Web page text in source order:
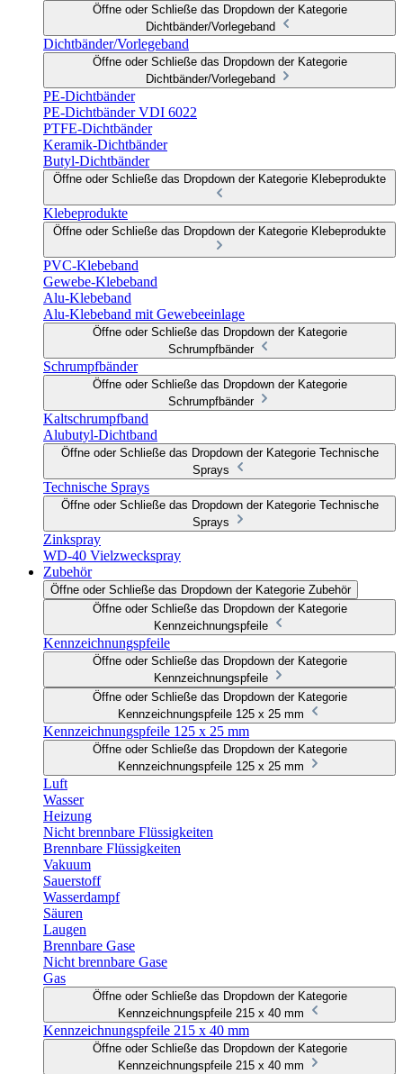
Öffne oder Schließe das Dropdown der Kategorie
Dichtbänder/Vorlegeband
Dichtbänder/Vorlegeband
Öffne oder Schließe das Dropdown der Kategorie
Dichtbänder/Vorlegeband
PE-Dichtbänder
PE-Dichtbänder VDI 6022
PTFE-Dichtbänder
Keramik-Dichtbänder
Butyl-Dichtbänder
Öffne oder Schließe das Dropdown der Kategorie Klebeprodukte
Klebeprodukte
Öffne oder Schließe das Dropdown der Kategorie Klebeprodukte
PVC-Klebeband
Gewebe-Klebeband
Alu-Klebeband
Alu-Klebeband mit Gewebeeinlage
Öffne oder Schließe das Dropdown der Kategorie
Schrumpfbänder
Schrumpfbänder
Öffne oder Schließe das Dropdown der Kategorie
Schrumpfbänder
Kaltschrumpfband
Alubutyl-Dichtband
Öffne oder Schließe das Dropdown der Kategorie Technische
Sprays
Technische Sprays
Öffne oder Schließe das Dropdown der Kategorie Technische
Sprays
Zinkspray
WD-40 Vielzweckspray
Zubehör
Öffne oder Schließe das Dropdown der Kategorie Zubehör
Öffne oder Schließe das Dropdown der Kategorie
Kennzeichnungspfeile
Kennzeichnungspfeile
Öffne oder Schließe das Dropdown der Kategorie
Kennzeichnungspfeile
Öffne oder Schließe das Dropdown der Kategorie
Kennzeichnungspfeile 125 x 25 mm
Kennzeichnungspfeile 125 x 25 mm
Öffne oder Schließe das Dropdown der Kategorie
Kennzeichnungspfeile 125 x 25 mm
Luft
Wasser
Heizung
Nicht brennbare Flüssigkeiten
Brennbare Flüssigkeiten
Vakuum
Sauerstoff
Wasserdampf
Säuren
Laugen
Brennbare Gase
Nicht brennbare Gase
Gas
Öffne oder Schließe das Dropdown der Kategorie
Kennzeichnungspfeile 215 x 40 mm
Kennzeichnungspfeile 215 x 40 mm
Öffne oder Schließe das Dropdown der Kategorie
Kennzeichnungspfeile 215 x 40 mm